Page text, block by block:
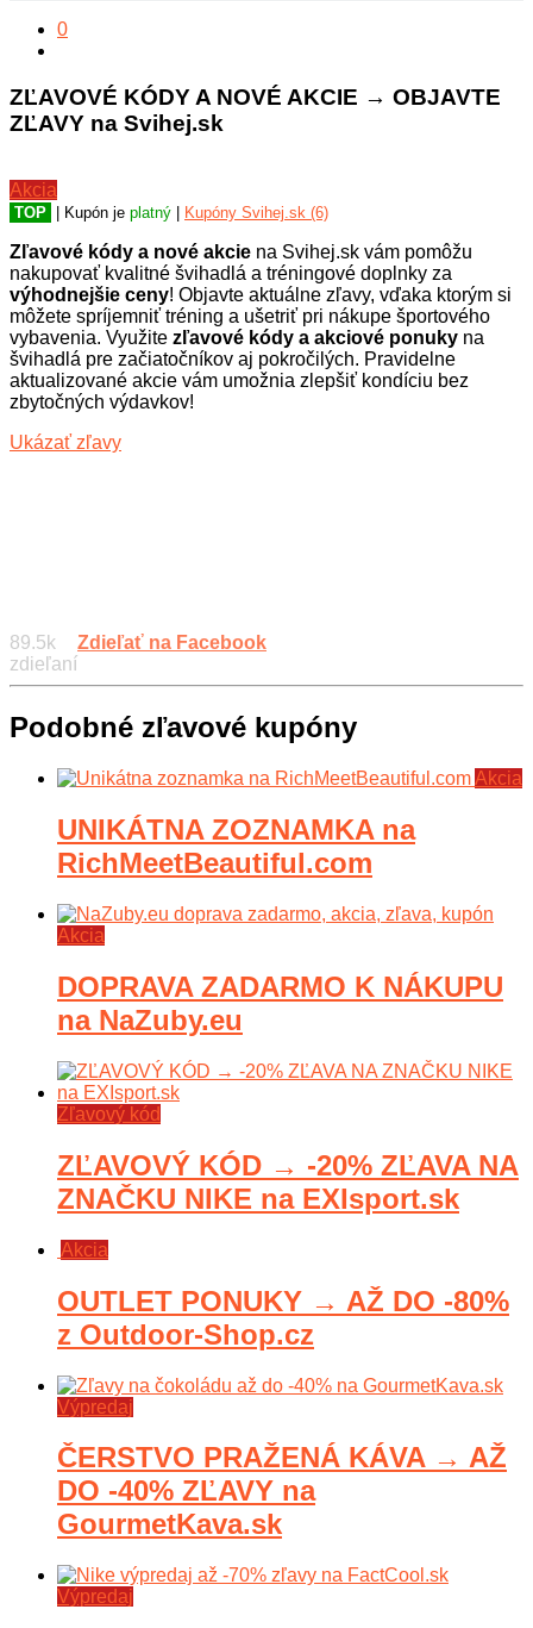
0
ZĽAVOVÉ KÓDY A NOVÉ AKCIE → OBJAVTE
ZĽAVY na Svihej.sk
Akcia
TOP | Kupón je platný Kupóny Svihej.sk (6)
Zľavové kódy a nové akcie na Svihej.sk vám pomôžu
nakupovať kvalitné švihadlá a tréningové doplnky za
výhodnejšie ceny! Objavte aktuálne zľavy, vďaka ktorým si
môžete spríjemniť tréning a ušetriť pri nákupe športového
vybavenia. Využite zľavové kódy a akciové ponuky na
švihadlá pre začiatočníkov aj pokročilých. Pravidelne
aktualizované akcie vám umožnia zlepšiť kondíciu bez
zbytočných výdavkov!
Ukázať zľavy
89.5k
zdieľaní
Zdieľať na Facebook
Podobné zľavové kupóny
Akcia
UNIKÁTNA ZOZNAMKA na
RichMeetBeautiful.com
Akcia
DOPRAVA ZADARMO K NÁKUPU
na NaZuby.eu
Zľavový kód
ZĽAVOVÝ KÓD → -20% ZĽAVA NA
ZNAČKU NIKE na EXIsport.sk
Akcia
OUTLET PONUKY → AŽ DO -80%
z Outdoor-Shop.cz
Výpredaj
ČERSTVO PRAŽENÁ KÁVA → AŽ
DO -40% ZĽAVY na
GourmetKava.sk
Výpredaj